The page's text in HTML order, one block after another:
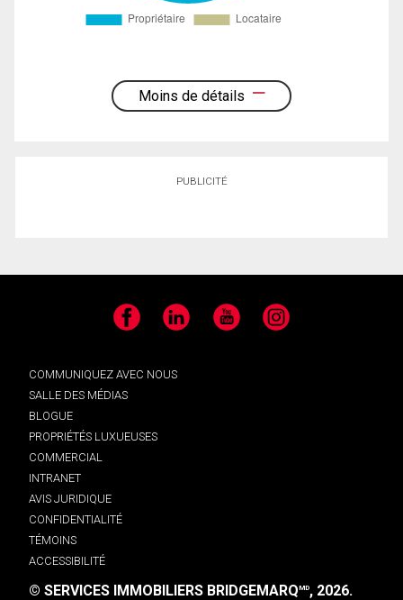
Moins de détails
PUBLICITÉ
Facebook LinkedIn YouTube Instagram
COMMUNIQUEZ AVEC NOUS
SALLE DES MÉDIAS
BLOGUE
PROPRIÉTÉS LUXUEUSES
COMMERCIAL
INTRANET
AVIS JURIDIQUE
CONFIDENTIALITÉ
TÉMOINS
ACCESSIBILITÉ
© SERVICES IMMOBILIERS BRIDGEMARQMD, 2026.